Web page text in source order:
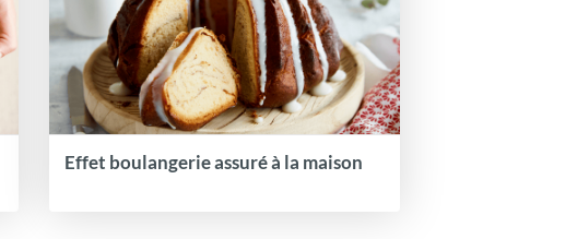
Effet boulangerie assuré à la maison